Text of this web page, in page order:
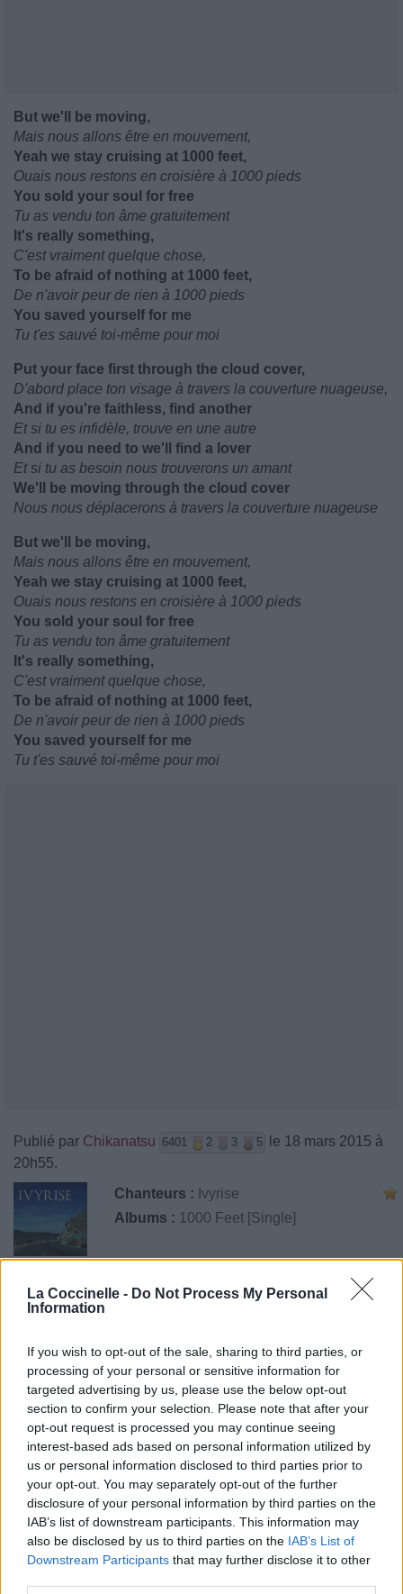
La Coccinelle - Do Not Process My Personal
Information
If you wish to opt-out of the sale, sharing to third parties, or
processing of your personal or sensitive information for
targeted advertising by us, please use the below opt-out
section to confirm your selection. Please note that after your
opt-out request is processed you may continue seeing
interest-based ads based on personal information utilized by
us or personal information disclosed to third parties prior to
your opt-out. You may separately opt-out of the further
disclosure of your personal information by third parties on the
IAB’s list of downstream participants. This information may
also be disclosed by us to third parties on the IAB’s List of
Downstream Participants that may further disclose it to other
But we'll be moving,
Mais nous allons être en mouvement,
Yeah we stay cruising at 1000 feet,
Ouais nous restons en croisière à 1000 pieds
You sold your soul for free
Tu as vendu ton âme gratuitement
It's really something,
C'est vraiment quelque chose,
To be afraid of nothing at 1000 feet,
De n'avoir peur de rien à 1000 pieds
You saved yourself for me
Tu t'es sauvé toi-même pour moi
Put your face first through the cloud cover,
D'abord place ton visage à travers la couverture nuageuse,
And if you're faithless, find another
Et si tu es infidèle, trouve en une autre
And if you need to we'll find a lover
Et si tu as besoin nous trouverons un amant
We'll be moving through the cloud cover
Nous nous déplacerons à travers la couverture nuageuse
But we'll be moving,
Mais nous allons être en mouvement,
Yeah we stay cruising at 1000 feet,
Ouais nous restons en croisière à 1000 pieds
You sold your soul for free
Tu as vendu ton âme gratuitement
It's really something,
C'est vraiment quelque chose,
To be afraid of nothing at 1000 feet,
De n'avoir peur de rien à 1000 pieds
You saved yourself for me
Tu t'es sauvé toi-même pour moi
Publié par Chikanatsu 6401 2 3 5
le 18 mars 2015 à
20h55.
Chanteurs : Ivyrise
Albums : 1000 Feet [Single]
Paroles + Traduction
Pour prolonger le plaisir musical :
Vous aimez chanter, apprenez la guitare chez
Télécharger légalement les MP3 sur
Télécharger légalement les MP3 ou trouver le CD sur
Trouver des vinyles et des CD sur
Trouver un instrument de musique ou une partition au